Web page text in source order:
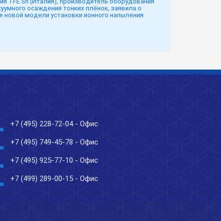
осаждения тонких плёнок, заявила о
новой модели установки ионного напыления.
+7 (495) 228-72-04- Офис
+7 (495) 749-45-78 - Офис
+7 (495) 925-77-10 - Офис
+7 (499) 289-00-15 - Офис